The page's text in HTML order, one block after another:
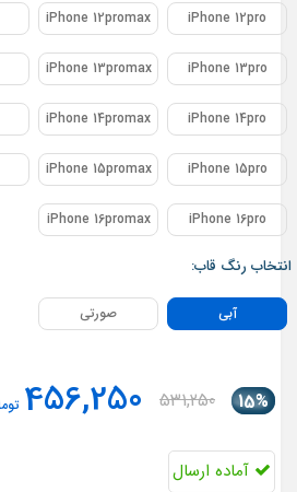
iPhone 12pro
iPhone 12promax
iPhone 13pro
iPhone 13promax
iPhone 14pro
iPhone 14promax
iPhone 15pro
iPhone 15promax
iPhone 16pro
iPhone 16promax
انتخاب رنگ قاب:
آبی صورتی
15%
531,250
456,250
آماده ارسال